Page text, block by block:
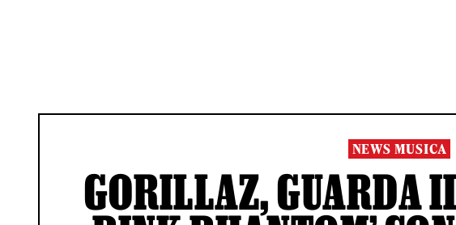
NEWS MUSICA
GORILLAZ, GUARDA